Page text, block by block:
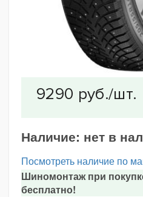
Наличие: нет в
Посмотреть наличие по
Шиномонтаж при
бесплатно!